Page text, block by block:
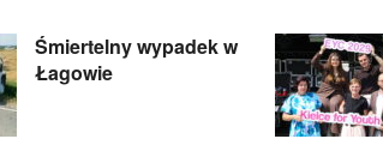
Śmiertelny wypadek w
Łagowie